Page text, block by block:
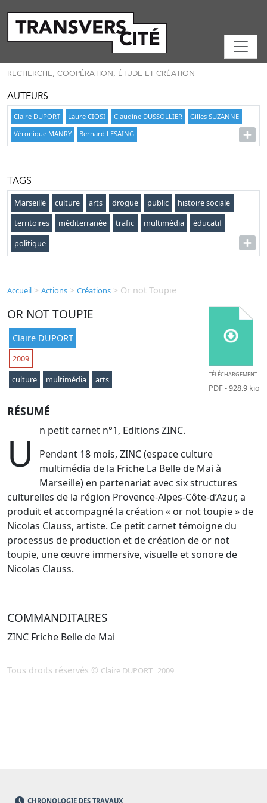
RECHERCHE, COOPÉRATION, ÉTUDE ET CRÉATION
AUTEURS
Claire DUPORT Laure CIOSI Claudine DUSSOLLIER
Gilles SUZANNE
Véronique MANRY
Bernard LESAING
TAGS
Marseille culture arts drogue public
histoire sociale
territoires
méditerranée trafic multimédia
éducatif
politique
Accueil > Actions > Créations > Or not Toupie
TÉLÉCHARGEMENT
PDF- 928.9 kio
OR NOT TOUPIE
Claire DUPORT
2009
culture
multimédia arts
RÉSUMÉ
U
n petit carnet n°1, Editions ZINC.
Pendant 18 mois, ZINC (espace culture
multimédia de la Friche La Belle de Mai à
Marseille) en partenariat avec six structures
culturelles de la région Provence-Alpes-Côte-d’Azur, a
produit et accompagné la création « or not toupie » de
Nicolas Clauss, artiste. Ce petit carnet témoigne du
processus de production et de création de or not
toupie, une œuvre immersive, visuelle et sonore de
Nicolas Clauss.
COMMANDITAIRES
ZINC Friche Belle de Mai
Tous droits réservés © Claire DUPORT 2009
CHRONOLOGIE DES TRAVAUX